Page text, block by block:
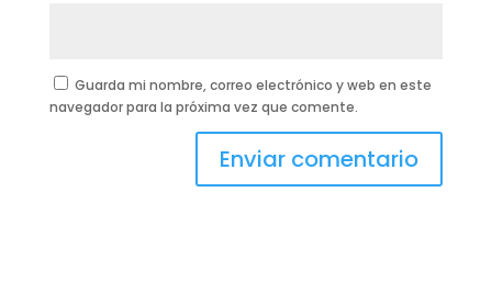
Guarda mi nombre, correo electrónico y web en este
navegador para la próxima vez que comente.